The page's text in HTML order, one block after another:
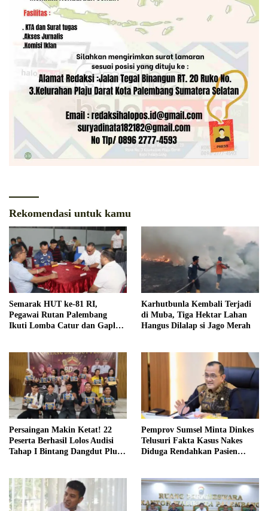
Rekomendasi untuk kamu
Semarak HUT ke-81 RI,
Pegawai Rutan Palembang
Ikuti Lomba Catur dan Gaple
Karhutbunla Kembali Terjadi
di Muba, Tiga Hektar Lahan
Hangus Dilalap si Jago Merah
Persaingan Makin Ketat! 22
Peserta Berhasil Lolos Audisi
Tahap I Bintang Dangdut Plus
Pemprov Sumsel Minta Dinkes
Telusuri Fakta Kasus Nakes
Diduga Rendahkan Pasien